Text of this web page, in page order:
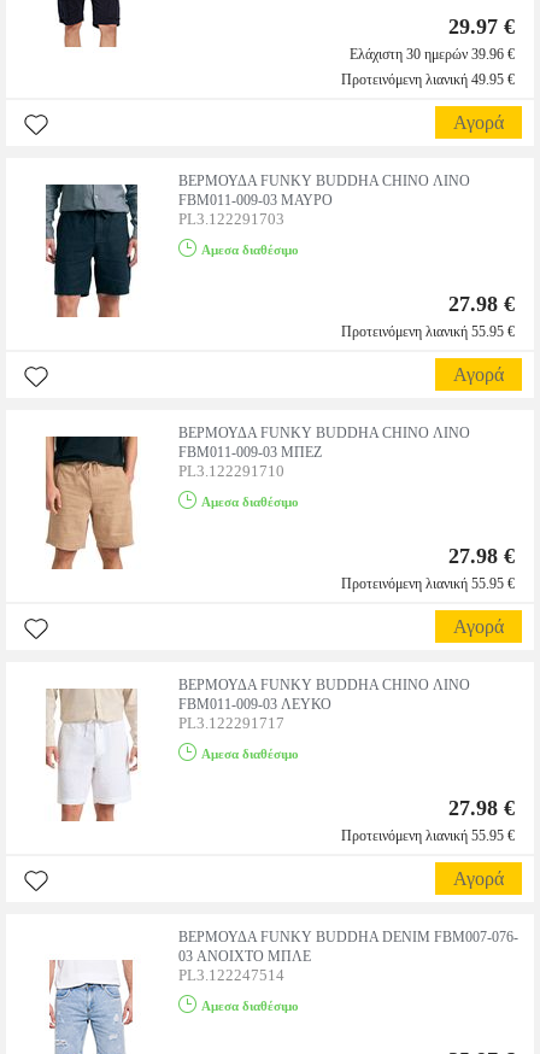
29.97 €
Ελάχιστη 30 ημερών 39.96 €
Προτεινόμενη λιανική 49.95 €
Αγορά
ΒΕΡΜΟΥΔΑ FUNKY BUDDHA CHINO ΛΙΝΟ
FBM011-009-03 ΜΑΥΡΟ
PL3.122291703
Αμεσα διαθέσιμο
27.98 €
Προτεινόμενη λιανική 55.95 €
Αγορά
ΒΕΡΜΟΥΔΑ FUNKY BUDDHA CHINO ΛΙΝΟ
FBM011-009-03 ΜΠΕΖ
PL3.122291710
Αμεσα διαθέσιμο
27.98 €
Προτεινόμενη λιανική 55.95 €
Αγορά
ΒΕΡΜΟΥΔΑ FUNKY BUDDHA CHINO ΛΙΝΟ
FBM011-009-03 ΛΕΥΚΟ
PL3.122291717
Αμεσα διαθέσιμο
27.98 €
Προτεινόμενη λιανική 55.95 €
Αγορά
ΒΕΡΜΟΥΔΑ FUNKY BUDDHA DENIM FBM007-076-
03 ΑΝΟΙΧΤΟ ΜΠΛΕ
PL3.122247514
Αμεσα διαθέσιμο